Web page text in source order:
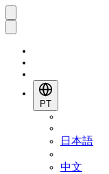
PT
日本語
中文